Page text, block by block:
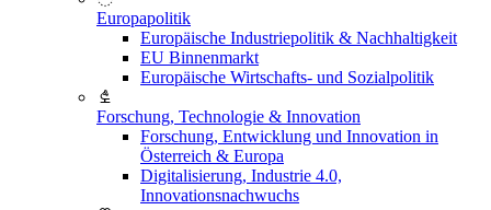
Europapolitik
Europäische Industriepolitik & Nachhaltigkeit
EU Binnenmarkt
Europäische Wirtschafts- und Sozialpolitik
Forschung, Technologie & Innovation
Forschung, Entwicklung und Innovation in
Österreich & Europa
Digitalisierung, Industrie 4.0,
Innovationsnachwuchs